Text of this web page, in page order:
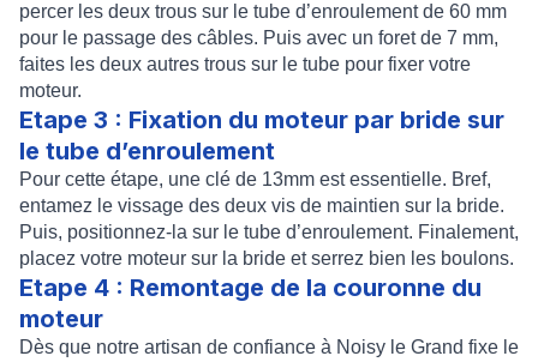
percer les deux trous sur le tube d’enroulementde 60 mm
pour le passage des câbles. Puis avec un foret de 7 mm,
faites les deux autres trous sur le tube pour fixer votre
moteur.
Etape 3 : Fixation du moteur par bride sur
le tube d’enroulement
Pour cette étape, une clé de 13mm est essentielle. Bref,
entamez le vissage des deux vis de maintien sur la bride.
Puis, positionnez-la sur le tube d’enroulement. Finalement,
placez votre moteur sur la bride et serrez bien les boulons.
Etape 4 : Remontage de la couronne du
moteur
Dès que notre artisan de confiance à Noisy le Grand fixe le